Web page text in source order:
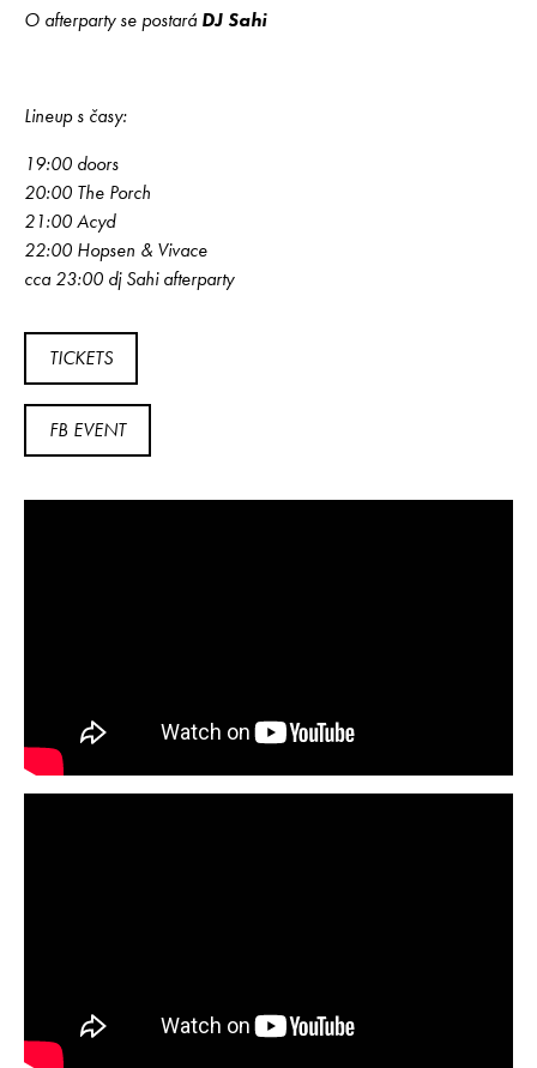
O afterparty se postaráDJ Sahi
Lineup s časy:
19:00 doors
20:00 The Porch
21:00 Acyd
22:00 Hopsen & Vivace
cca 23:00 dj Sahi afterparty
TICKETS
FB EVENT